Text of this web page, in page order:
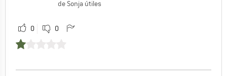
de Sonja útiles
0 0